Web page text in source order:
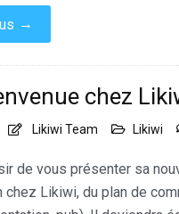
→
chez
Likiwi Team Likiwi
de vous présenter sa
chez Likiwi, du plan de